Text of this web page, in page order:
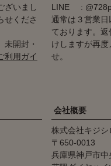
ざいまし
せくださ
開封・
利用ガイ
LINE
通常は３営業
ております。
けしますが再
せ。
会社概要
株式会社キジ
650-0013
兵庫県神戸市